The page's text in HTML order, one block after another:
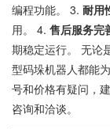
编程功能。 3. 耐用
用。 4. 售后服务完
期稳定运行。 无论
型码垛机器人都能
号和价格有疑问，
咨询和洽谈。